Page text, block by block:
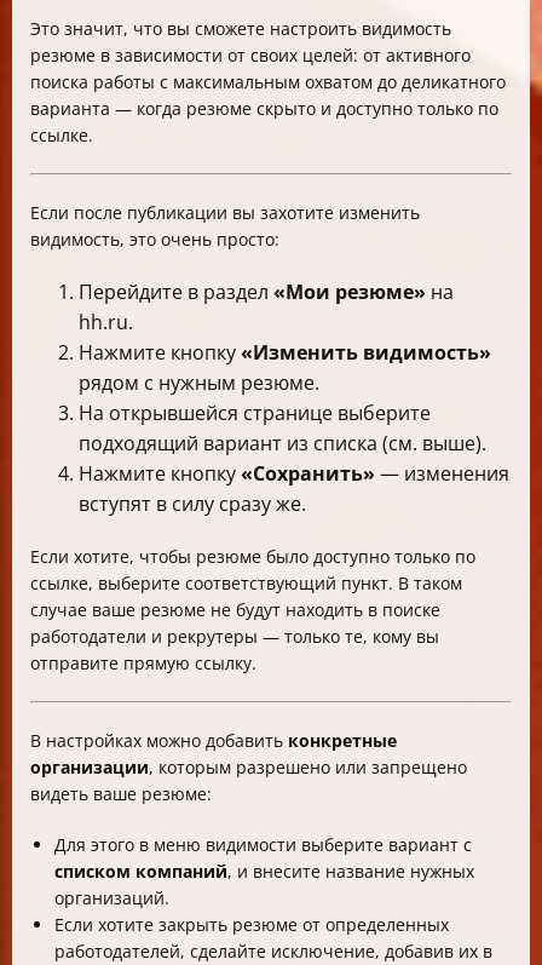
Это значит, что вы сможете настроить видимость
резюме в зависимости от своих целей: от активного
поиска работы с максимальным охватом до деликатного
варианта — когда резюме скрыто и доступно только по
ссылке.
Если после публикации вы захотите изменить
видимость, это очень просто:
Перейдите в раздел «Мои резюме» на
hh.ru.
Нажмите кнопку«Изменить видимость»
рядом с нужным резюме.
На открывшейся странице выберите
подходящий вариант из списка (см. выше).
Нажмите кнопку«Сохранить» — изменения
вступят в силу сразу же.
Если хотите, чтобы резюме было доступно только по
ссылке, выберите соответствующий пункт. В таком
случае ваше резюме не будут находить в поиске
работодатели и рекрутеры — только те, кому вы
отправите прямую ссылку.
В настройках можно добавить конкретные
организации, которым разрешено или запрещено
видеть ваше резюме:
Для этого в меню видимости выберите вариант с
списком компаний, и внесите название нужных
организаций.
Если хотите закрыть резюме от определенных
работодателей, сделайте исключение, добавив их в